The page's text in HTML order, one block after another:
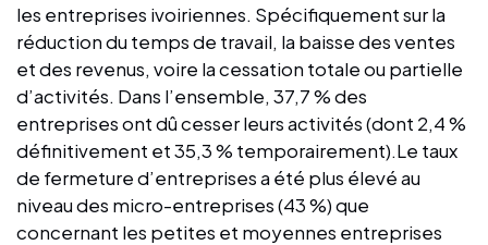
les entreprises ivoiriennes. Spécifiquement sur la
réduction du temps de travail, la baisse des ventes
et des revenus, voire la cessation totale ou partielle
d’activités. Dans l’ensemble, 37,7 % des
entreprises ont dû cesser leurs activités (dont 2,4 %
définitivement et 35,3 % temporairement).Le taux
de fermeture d’entreprises a été plus élevé au
niveau des micro-entreprises (43 %) que
concernant les petites et moyennes entreprises